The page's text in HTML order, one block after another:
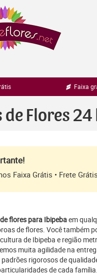
Faixa
de Flores
Faixa Grátis • Frete
flores para Ibipebaem
de flores. Você também
de Ibipeba e região
muita agilidade na
rigorosos de
de cada família.